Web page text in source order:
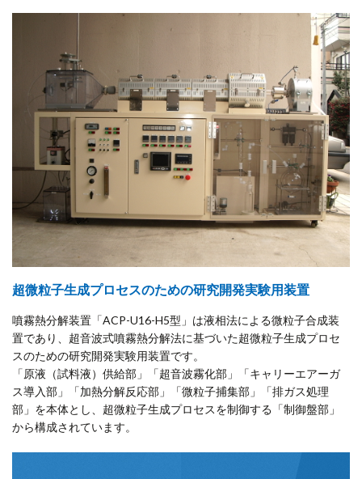
超微粒子生成プロセスのための研究開発実験用装置
噴霧熱分解装置「ACP-U16-H5型」は液相法による微粒子合成装
置であり、超音波式噴霧熱分解法に基づいた超微粒子生成プロセ
スのための研究開発実験用装置です。
「原液（試料液）供給部」「超音波霧化部」「キャリーエアーガ
ス導入部」「加熱分解反応部」「微粒子捕集部」「排ガス処理
部」を本体とし、超微粒子生成プロセスを制御する「制御盤部」
から構成されています。